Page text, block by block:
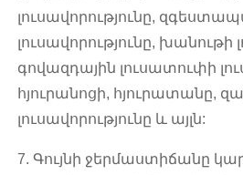
լուսավորությունը,
լուսավորությունը, խանութի
գովազդային լուսատուփի
հյուրանոցի, հյուրատանը,
լուսավորությունը և այլն:
7. Գույնի ջերմաստիճանը